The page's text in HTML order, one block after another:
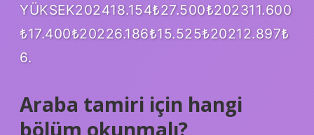
YÜKSEK202418.154₺27.500₺202311.600
₺17.400₺20226.186₺15.525₺20212.897₺
6.
Araba tamiri için hangi
bölüm okunmalı?